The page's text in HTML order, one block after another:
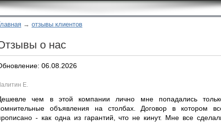
отзывы клиентов
о нас
06.08.2026
Е.
чем в этой компании лично мне попадались
объявления на столбах. Договор в котором
- как одна из гарантий, что не кинут. Мне все